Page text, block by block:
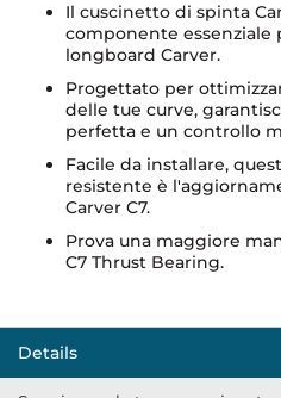
Il cuscinetto di spinta
componente essenziale
longboard Carver.
Progettato per
delle tue curve,
perfetta e un controllo
Facile da installare,
resistente è
Carver C7.
Prova una maggiore
C7 Thrust Bearing.
Details